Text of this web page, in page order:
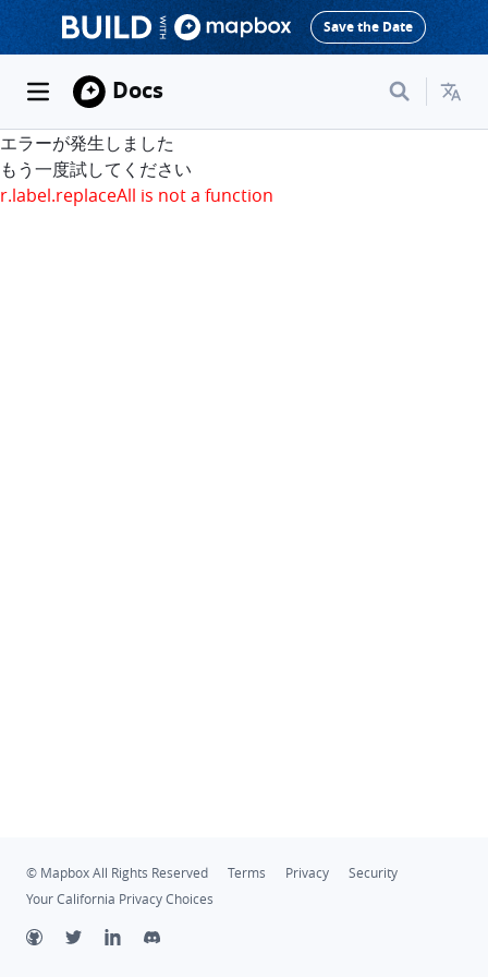
Save the Date
Docs
エラーが発生しました
もう一度試してください
r.label.replaceAll is not a function
© Mapbox All Rights Reserved Terms Privacy
Security
Your California Privacy Choices